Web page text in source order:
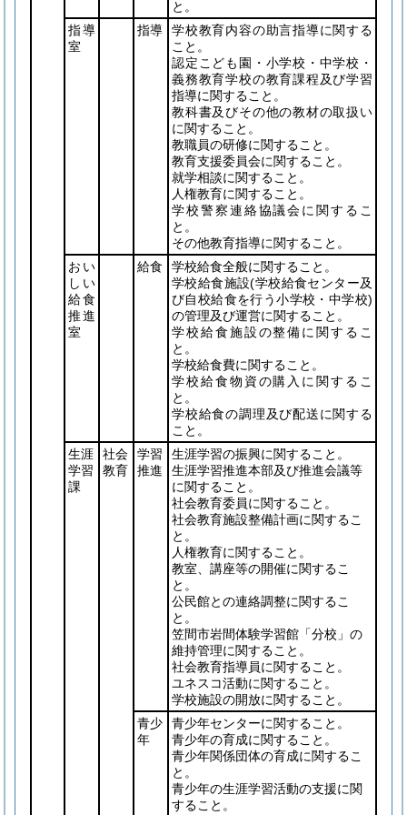
と。
指導
室
指導
学校教育内容の助言指導に関する
こと。
認定こども園・小学校・中学校・
義務教育学校の教育課程及び学習
指導に関すること。
教科書及びその他の教材の取扱い
に関すること。
教職員の研修に関すること。
教育支援委員会に関すること。
就学相談に関すること。
人権教育に関すること。
学校警察連絡協議会に関するこ
と。
その他教育指導に関すること。
おい
しい
給食
推進
室
給食
学校給食全般に関すること。
学校給食施設(学校給食センター及
び自校給食を行う小学校・中学校)
の管理及び運営に関すること。
学校給食施設の整備に関するこ
と。
学校給食費に関すること。
学校給食物資の購入に関するこ
と。
学校給食の調理及び配送に関する
こと。
生涯
学習
課
社会
教育
学習
推進
生涯学習の振興に関すること。
生涯学習推進本部及び推進会議等
に関すること。
社会教育委員に関すること。
社会教育施設整備計画に関するこ
と。
人権教育に関すること。
教室、講座等の開催に関するこ
と。
公民館との連絡調整に関するこ
と。
笠間市岩間体験学習館「分校」の
維持管理に関すること。
社会教育指導員に関すること。
ユネスコ活動に関すること。
学校施設の開放に関すること。
青少
年
青少年センターに関すること。
青少年の育成に関すること。
青少年関係団体の育成に関するこ
と。
青少年の生涯学習活動の支援に関
すること。